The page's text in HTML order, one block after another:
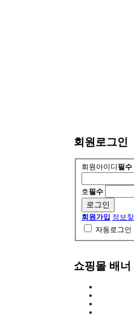
회원로그인
회원아이디 필수
호필수
회원가입 정보찾
자동로그인
쇼핑몰 배너